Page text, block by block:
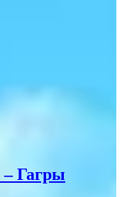
Гагры